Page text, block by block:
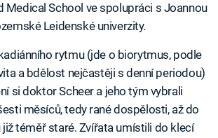
Medical School ve spolupráci s Joannou
Leidenské univerzity.
rytmu (jde o biorytmus, podle
a bdělost nejčastěji s denní periodou)
si doktor Scheer a jeho tým vybrali
měsíců, tedy rané dospělosti, až do
téměř staré. Zvířata umístili do klecí